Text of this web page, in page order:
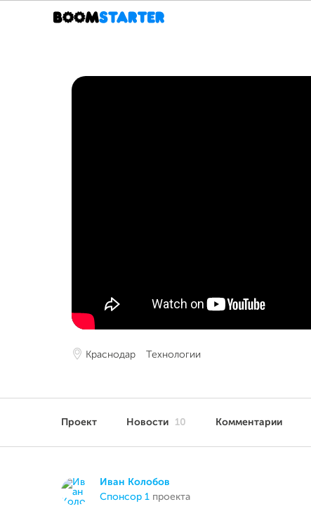
Краснодар Технологии
Проект Новости 10 Комментарии
Иван Колобов
спонсор 1 проекта